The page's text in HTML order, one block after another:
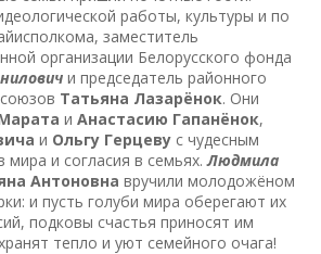
работы, культуры и по
заместитель
организации Белорусского фонда
и председатель районного
Татьяна Лазарёнок. Они
и Анастасию Гапанёнок,
и Ольгу Герцеву с чудесным
и согласия в семьях.Людмила
Антоновна вручили молодожёном
и пусть голуби мира оберегают их
подковы счастья приносят им
тепло и уют семейного очага!